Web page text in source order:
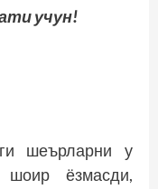
учун!
шеърларни у
ёзмасди,